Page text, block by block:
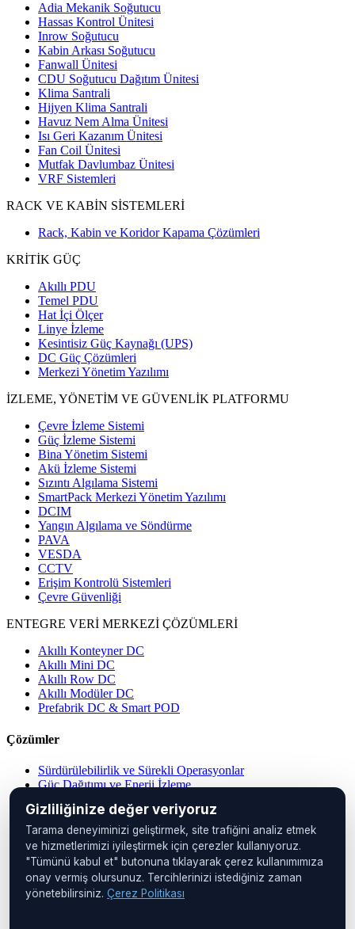
Adia Mekanik Soğutucu
Hassas Kontrol Ünitesi
Inrow Soğutucu
Kabin Arkası Soğutucu
Fanwall Ünitesi
CDU Soğutucu Dağıtım Ünitesi
Klima Santrali
Hijyen Klima Santrali
Havuz Nem Alma Ünitesi
Isı Geri Kazanım Ünitesi
Fan Coil Ünitesi
Mutfak Davlumbaz Ünitesi
VRF Sistemleri
RACK VE KABİN SİSTEMLERİ
Rack, Kabin ve Koridor Kapama Çözümleri
KRİTİK GÜÇ
Akıllı PDU
Temel PDU
Hat İçi Ölçer
Linye İzleme
Kesintisiz Güç Kaynağı (UPS)
DC Güç Çözümleri
Merkezi Yönetim Yazılımı
İZLEME, YÖNETİM VE GÜVENLİK PLATFORMU
Çevre İzleme Sistemi
Güç İzleme Sistemi
Bina Yönetim Sistemi
Akü İzleme Sistemi
Sızıntı Algılama Sistemi
SmartPack Merkezi Yönetim Yazılımı
DCIM
Yangın Algılama ve Söndürme
PAVA
VESDA
CCTV
Erişim Kontrolü Sistemleri
Çevre Güvenliği
ENTEGRE VERİ MERKEZİ ÇÖZÜMLERİ
Akıllı Konteyner DC
Akıllı Mini DC
Akıllı Row DC
Akıllı Modüler DC
Prefabrik DC & Smart POD
Çözümler
Sürdürülebilirlik ve Sürekli Operasyonlar
Güç Dağıtımı ve Enerji İzleme
Veri Merkezi Çözümleri
IP PDU Çözümleri
Cihaz Yönetimi
Uzak Konumlar
Kabin İzleme
Merkez Ofis
Gizliliğinize değer veriyoruz
Tarama deneyiminizi geliştirmek, site trafiğini analiz etmek
ve hizmetlerimizi iyileştirmek için çerezler kullanıyoruz.
"Tümünü kabul et" butonuna tıklayarak çerez kullanımımıza
onay vermiş olursunuz. Tercihlerinizi istediğiniz zaman
yönetebilirsiniz. Çerez Politikası